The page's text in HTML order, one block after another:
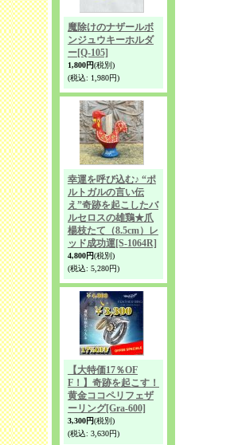
魔除けのナザールボ
ンジュウキーホルダ
ー[Q-105]
1,800円(税別)
(税込: 1,980円)
幸運を呼び込む♪ “ポ
ルトガルの言い伝
え”奇跡を起こしたバ
ルセロスの雄鶏★爪
楊枝たて（8.5cm）レ
ッド成功運[S-1064R]
4,800円(税別)
(税込: 5,280円)
【大特価17％OF
F！】奇跡を起こす！
黄金ココペリフェザ
ーリング[Gra-600]
3,300円(税別)
(税込: 3,630円)